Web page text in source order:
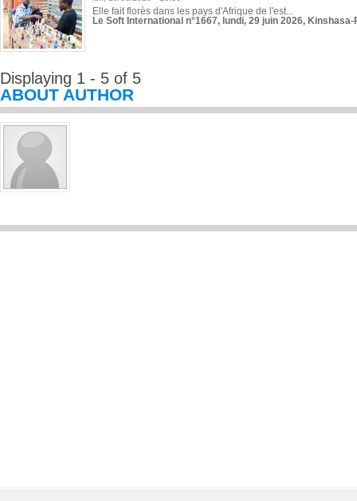
Elle fait florès dans les pays d'Afrique de l'est...
Le Soft International n°1667, lundi, 29 juin 2026,
Displaying 1 - 5 of 5
ABOUT AUTHOR